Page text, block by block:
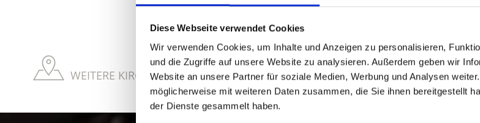
Diese Webseite verwendet Cookies
Wir verwenden Cookies, um Inhalte und Anzeigen zu personalisieren,
und die Zugriffe auf unsere Website zu analysieren. Außerdem geben wir
Website an unsere Partner für soziale Medien, Werbung und Analysen
möglicherweise mit weiteren Daten zusammen, die Sie ihnen bereitgestellt
der Dienste gesammelt haben.
WEITERE KIRCHEN & KLÖSTER IM VINSCHGAU AUF KARTE ANZEIGEN